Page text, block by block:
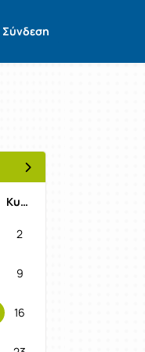
Σύνδεση
Επόμενος Μήνας
Κυριακή
2
9
16